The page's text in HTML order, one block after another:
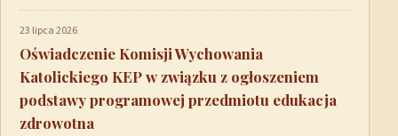
23 lipca 2026
Oświadczenie Komisji Wychowania
Katolickiego KEP w związku z ogłoszeniem
podstawy programowej przedmiotu edukacja
zdrowotna